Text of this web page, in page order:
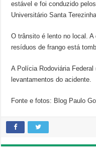
estável e foi conduzido
Universitário Santa
O trânsito é lento no local.
resíduos de frango está
A Polícia Rodoviária
levantamentos do acidente.
Fonte e fotos: Blog Paulo